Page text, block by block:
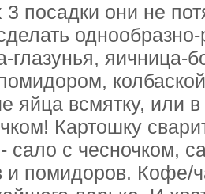
посадки они не
глазунья, яичница-
яйца всмятку, или
Картошку
сало с чесночком,
и помидоров. Кофе/